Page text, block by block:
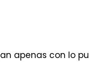
apenas con lo